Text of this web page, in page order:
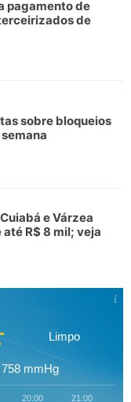
pagamento de
de
sobre bloqueios
e Várzea
R$ 8 mil; veja
Limpo
758 mmHg
20:00 21:00